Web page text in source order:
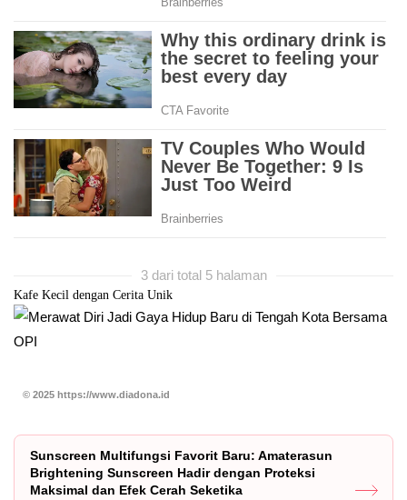
3 dari total 5 halaman
Kafe Kecil dengan Cerita Unik
© 2025 https://www.diadona.id
Sunscreen Multifungsi Favorit Baru: Amaterasun
Brightening Sunscreen Hadir dengan Proteksi
Maksimal dan Efek Cerah Seketika